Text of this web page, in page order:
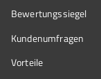
Bewertungssiegel
Kundenumfragen
Vorteile